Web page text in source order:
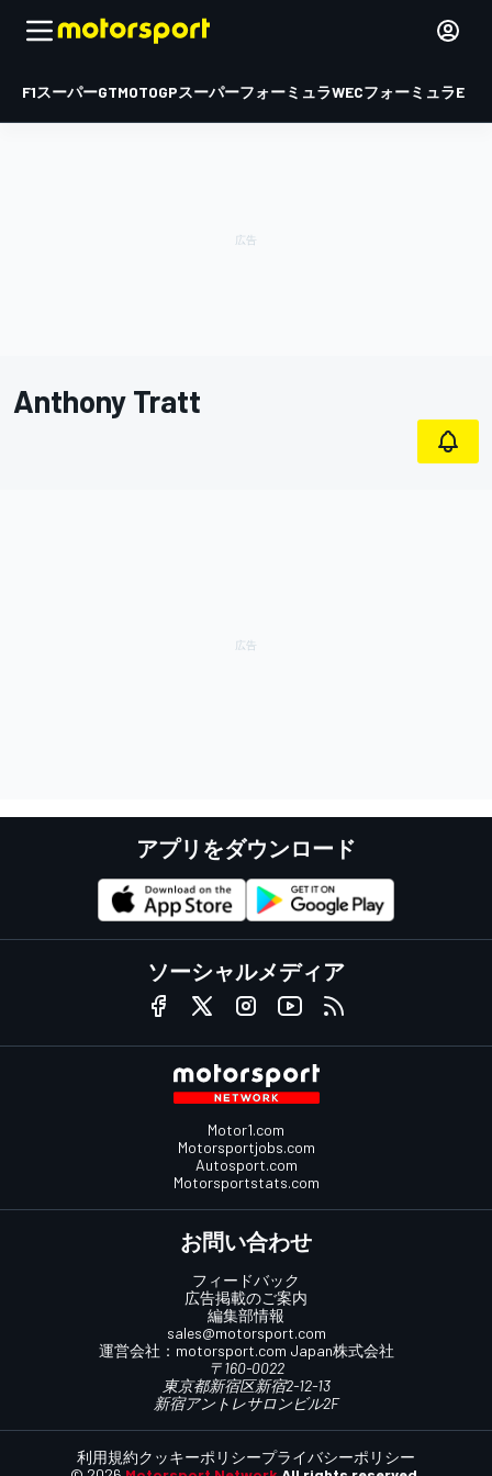
F1スーパーGTMOTOGPスーパーフォーミュラWECフォーミュラE
Anthony Tratt
アプリをダウンロード
ソーシャルメディア
Motor1.com
Motorsportjobs.com
Autosport.com
Motorsportstats.com
お問い合わせ
フィードバック
広告掲載のご案内
編集部情報
sales@motorsport.com
運営会社： motorsport.com Japan株式会社
〒160-0022
東京都新宿区新宿2-12-13
新宿アントレサロンビル2F
利用規約クッキーポリシープライバシーポリシー